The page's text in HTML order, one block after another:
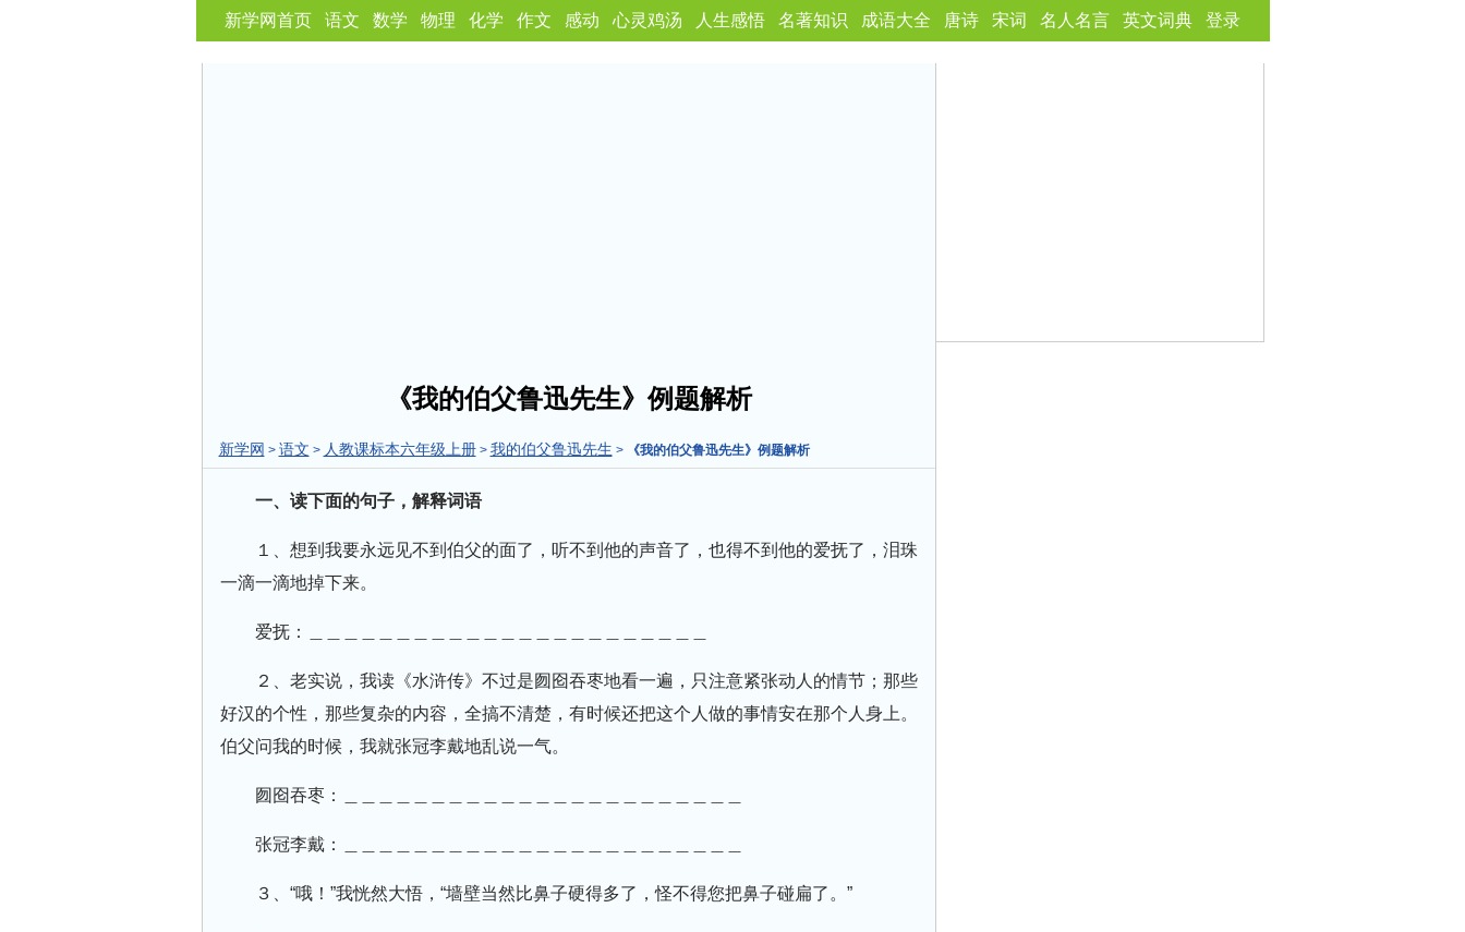
新学网首页 语文 数学 物理 化学 作文 感动 心灵鸡汤 人生感悟 名著知识 成语大全 唐诗 宋词 名人名言 英文词典 登录
《我的伯父鲁迅先生》例题解析
新学网 > 语文 > 人教课标本六年级上册> 我的伯父鲁迅先生 > 《我的伯父鲁迅先生》例题解析
一、读下面的句子，解释词语
１、想到我要永远见不到伯父的面了，听不到他的声音了，也得不到他的爱抚了，泪珠
一滴一滴地掉下来。
爱抚：＿＿＿＿＿＿＿＿＿＿＿＿＿＿＿＿＿＿＿＿＿＿＿
２、老实说，我读《水浒传》不过是囫囵吞枣地看一遍，只注意紧张动人的情节；那些
好汉的个性，那些复杂的内容，全搞不清楚，有时候还把这个人做的事情安在那个人身上。
伯父问我的时候，我就张冠李戴地乱说一气。
囫囵吞枣：＿＿＿＿＿＿＿＿＿＿＿＿＿＿＿＿＿＿＿＿＿＿＿
张冠李戴：＿＿＿＿＿＿＿＿＿＿＿＿＿＿＿＿＿＿＿＿＿＿＿
３、“哦！”我恍然大悟，“墙壁当然比鼻子硬得多了，怪不得您把鼻子碰扁了。”